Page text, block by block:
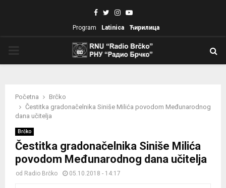
Facebook
TwitterInstagram
Youtube
Program Latinica Ћирилица
Početna
Brčko
Čestitka gradonačelnika Siniše Milića povodom Međunarodnog
dana učitelja
Brčko
Čestitka gradonačelnika Siniše Milića
povodom Međunarodnog dana učitelja
od Radio Brčko 05.10.2018 - 14:17